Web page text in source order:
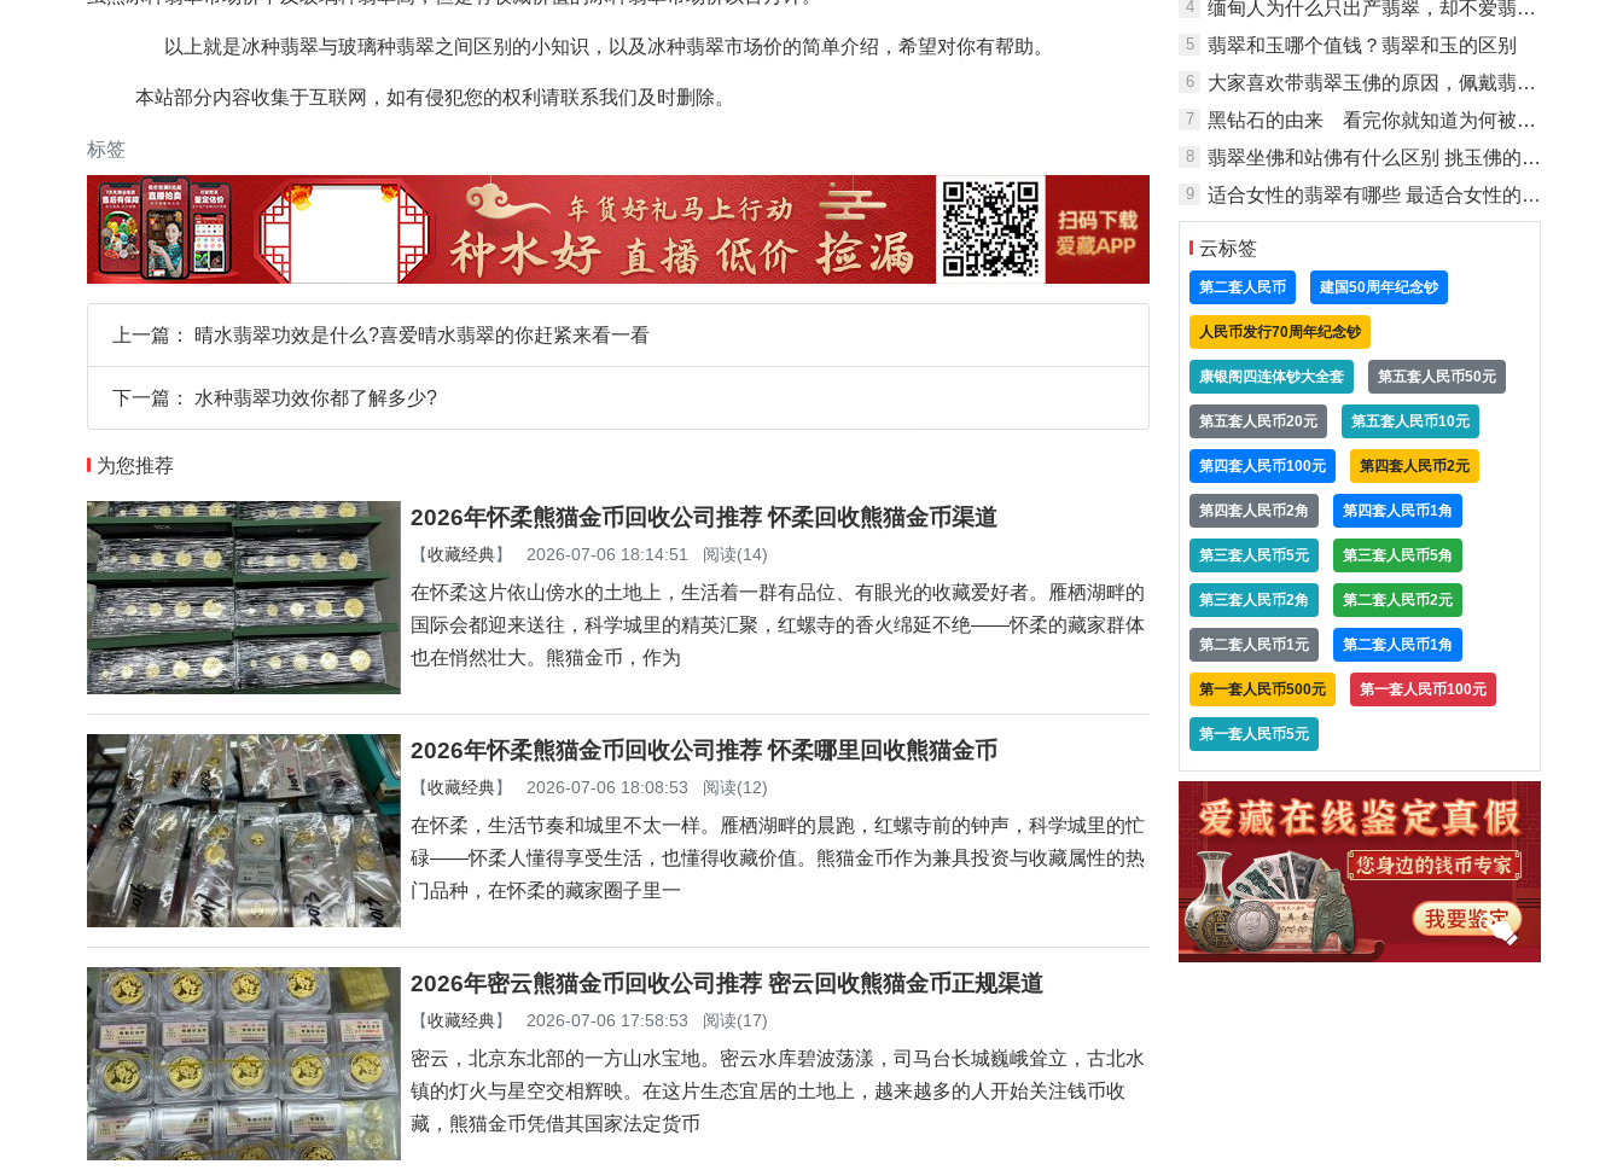
以上就是冰种翡翠与玻璃种翡翠之间区别的小知识，以及冰种翡翠市场价的简单介绍，希望对你有帮助。
本站部分内容收集于互联网，如有侵犯您的权利请联系我们及时删除。
标签
上一篇： 晴水翡翠功效是什么?喜爱晴水翡翠的你赶紧来看一看
下一篇： 水种翡翠功效你都了解多少?
为您推荐
2026年怀柔熊猫金币回收公司推荐 怀柔回收熊猫金币渠道
【收藏经典】 2026-07-06 18:14:51 阅读(14)
在怀柔这片依山傍水的土地上，生活着一群有品位、有眼光的收藏爱好者。雁栖湖畔的
国际会都迎来送往，科学城里的精英汇聚，红螺寺的香火绵延不绝——怀柔的藏家群体
也在悄然壮大。熊猫金币，作为
2026年怀柔熊猫金币回收公司推荐 怀柔哪里回收熊猫金币
【收藏经典】 2026-07-06 18:08:53 阅读(12)
在怀柔，生活节奏和城里不太一样。雁栖湖畔的晨跑，红螺寺前的钟声，科学城里的忙
碌——怀柔人懂得享受生活，也懂得收藏价值。熊猫金币作为兼具投资与收藏属性的热
门品种，在怀柔的藏家圈子里一
2026年密云熊猫金币回收公司推荐 密云回收熊猫金币正规渠道
【收藏经典】 2026-07-06 17:58:53 阅读(17)
密云，北京东北部的一方山水宝地。密云水库碧波荡漾，司马台长城巍峨耸立，古北水
镇的灯火与星空交相辉映。在这片生态宜居的土地上，越来越多的人开始关注钱币收
藏，熊猫金币凭借其国家法定货币
4 缅甸人为什么只出产翡翠，却不爱翡翠？
5 翡翠和玉哪个值钱？翡翠和玉的区别
6 大家喜欢带翡翠玉佛的原因，佩戴翡翠玉佛有什么寓意
7 黑钻石的由来 看完你就知道为何被称为“宝石中的宝石”了
8 翡翠坐佛和站佛有什么区别 挑玉佛的技巧
9 适合女性的翡翠有哪些 最适合女性的翡翠
云标签
第二套人民币 建国50周年纪念钞
人民币发行70周年纪念钞
康银阁四连体钞大全套 第五套人民币50元
第五套人民币20元 第五套人民币10元
第四套人民币100元 第四套人民币2元
第四套人民币2角 第四套人民币1角
第三套人民币5元 第三套人民币5角
第三套人民币2角 第二套人民币2元
第二套人民币1元 第二套人民币1角
第一套人民币500元 第一套人民币100元
第一套人民币5元